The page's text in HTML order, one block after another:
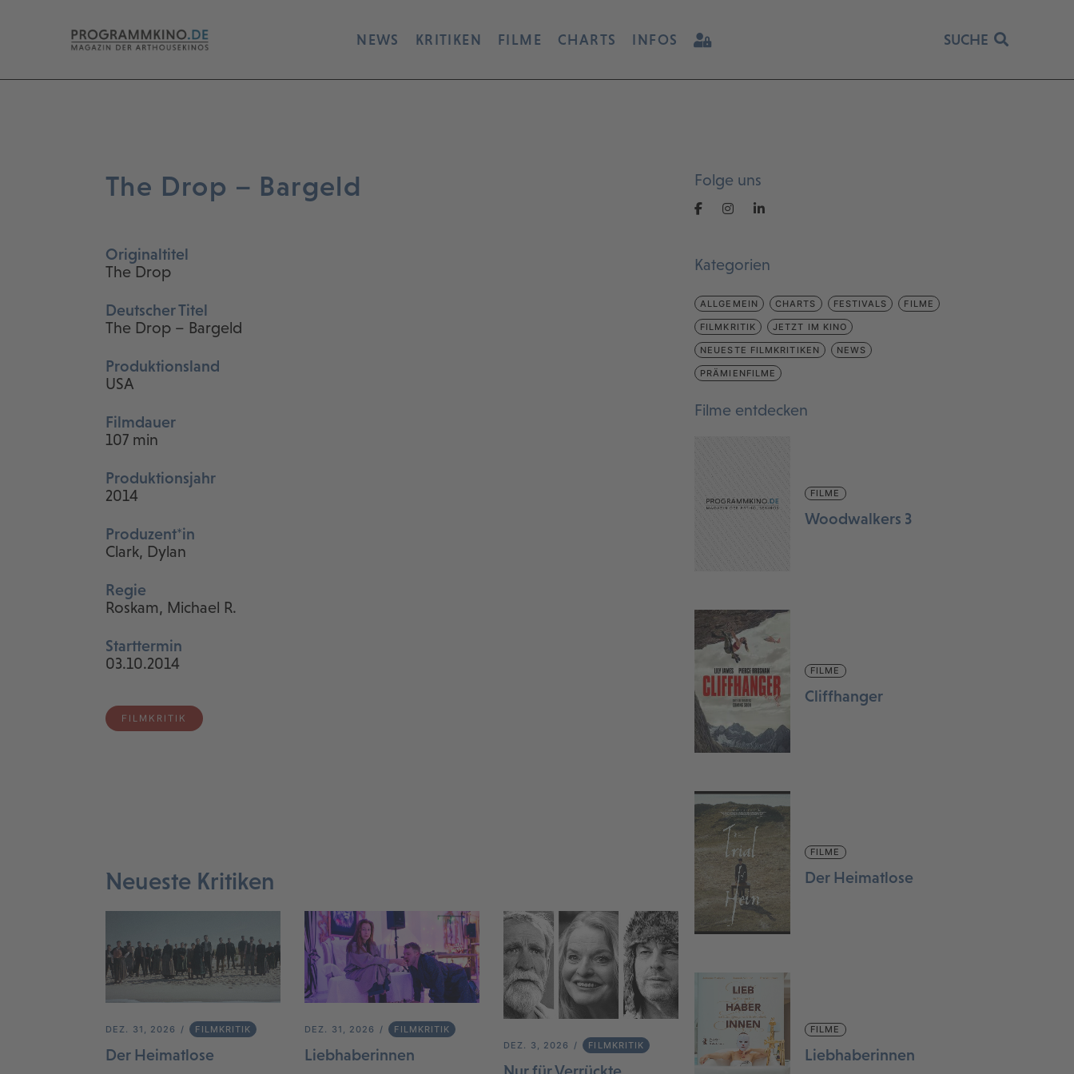
NEWS KRITIKEN FILME CHARTS INFOS SUCHE
The Drop – Bargeld
Originaltitel
The Drop
Deutscher Titel
The Drop – Bargeld
Produktionsland
USA
Filmdauer
107 min
Produktionsjahr
2014
Produzent*in
Clark, Dylan
Regie
Roskam, Michael R.
Starttermin
03.10.2014
FILMKRITIK
Neueste Kritiken
DEZ. 31, 2026 FILMKRITIK
Der Heimatlose
DEZ. 31, 2026 FILMKRITIK
Liebhaberinnen
DEZ. 3, 2026 FILMKRITIK
Folge uns
Kategorien
ALLGEMEIN CHARTS FESTIVALS FILME
FILMKRITIK JETZT IM KINO
NEUESTE FILMKRITIKEN NEWS
PRÄMIENFILME
Filme entdecken
FILME
Woodwalkers 3
FILME
Cliffhanger
FILME
Der Heimatlose
FILME
Liebhaberinnen